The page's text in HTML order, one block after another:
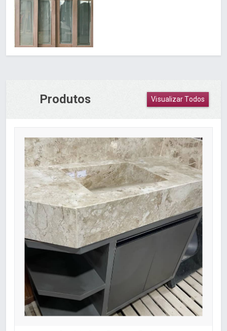
Produtos Visualizar Todos